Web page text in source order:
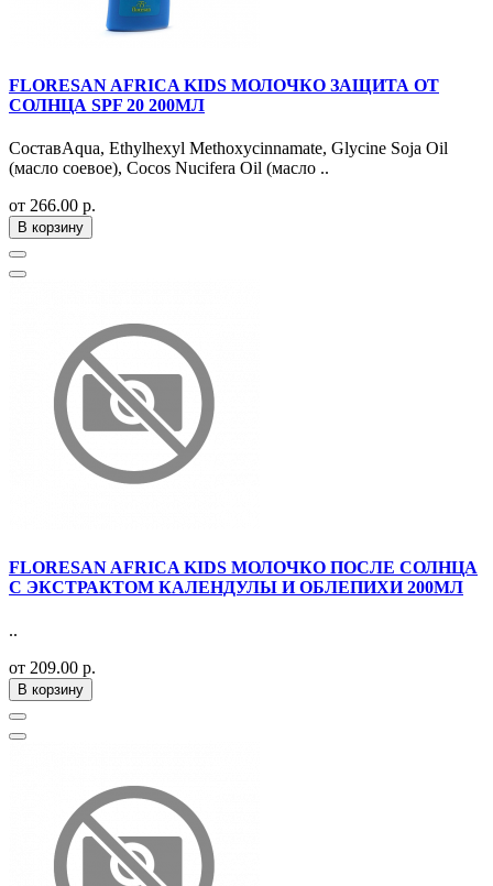
FLORESAN AFRICA KIDS МОЛОЧКО ЗАЩИТА ОТ
СОЛНЦА SPF 20 200МЛ
СоставAqua, Ethylhexyl Methoxycinnamate, Glycine Soja Oil
(масло соевое), Cocos Nucifera Oil (масло ..
от 266.00 р.
В корзину
FLORESAN AFRICA KIDS МОЛОЧКО ПОСЛЕ СОЛНЦА
С ЭКСТРАКТОМ КАЛЕНДУЛЫ И ОБЛЕПИХИ 200МЛ
..
от 209.00 р.
В корзину